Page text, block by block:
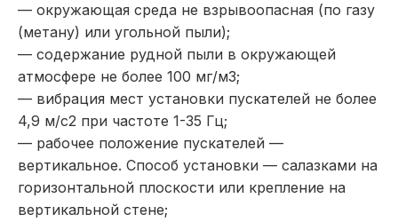
— окружающая среда не взрывоопасная (по газу
(метану) или угольной пыли);
— содержание рудной пыли в окружающей
атмосфере не более 100 мг/м3;
— вибрация мест установки пускателей не более
4,9 м/с2 при частоте 1-35 Гц;
— рабочее положение пускателей —
вертикальное. Способ установки — салазками на
горизонтальной плоскости или крепление на
вертикальной стене;